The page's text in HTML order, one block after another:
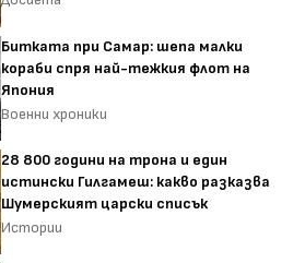
Битката при Самар: шепа малки
кораби спря най-тежкия флот на
Япония
Военни хроники
28 800 години на трона и един
истински Гилгамеш: какво разказва
Шумерският царски списък
Истории